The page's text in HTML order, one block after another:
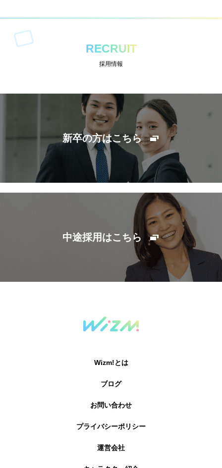
RECRUIT
採用情報
新卒の方はこちら
中途採用はこちら
Wizm!とは
ブログ
お問い合わせ
プライバシーポリシー
運営会社